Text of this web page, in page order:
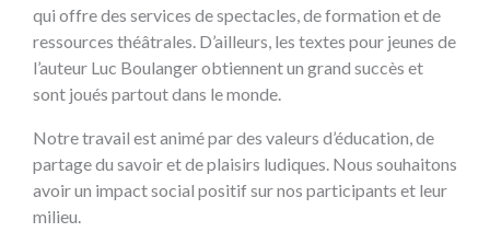
qui offre des services de spectacles, de formation et de
ressources théâtrales. D’ailleurs, les textes pour jeunes de
l’auteur Luc Boulanger obtiennent un grand succès et
sont joués partout dans le monde.
Notre travail est animé par des valeurs d’éducation, de
partage du savoir et de plaisirs ludiques. Nous souhaitons
avoir un impact social positif sur nos participants et leur
milieu.